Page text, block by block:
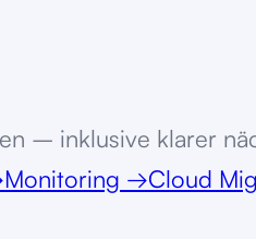
– inklusive klarer
Monitoring →Cloud